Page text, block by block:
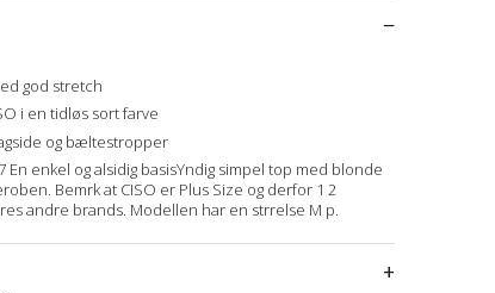
god stretch
i en tidløs sort farve
og bæltestropper
enkel og alsidig basisYndig simpel top med blonde
Bemrk at CISO er Plus Size og derfor 1 2
andre brands. Modellen har en strrelse M p.